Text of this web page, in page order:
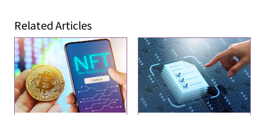
Related Articles